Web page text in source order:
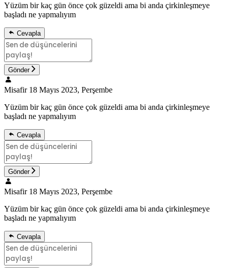
Yüzüm bir kaç gün önce çok güzeldi ama bi anda çirkinleşmeye
başladı ne yapmalıyım
Cevapla
Gönder
Misafir 18 Mayıs 2023, Perşembe
Yüzüm bir kaç gün önce çok güzeldi ama bi anda çirkinleşmeye
başladı ne yapmalıyım
Cevapla
Gönder
Misafir 18 Mayıs 2023, Perşembe
Yüzüm bir kaç gün önce çok güzeldi ama bi anda çirkinleşmeye
başladı ne yapmalıyım
Cevapla